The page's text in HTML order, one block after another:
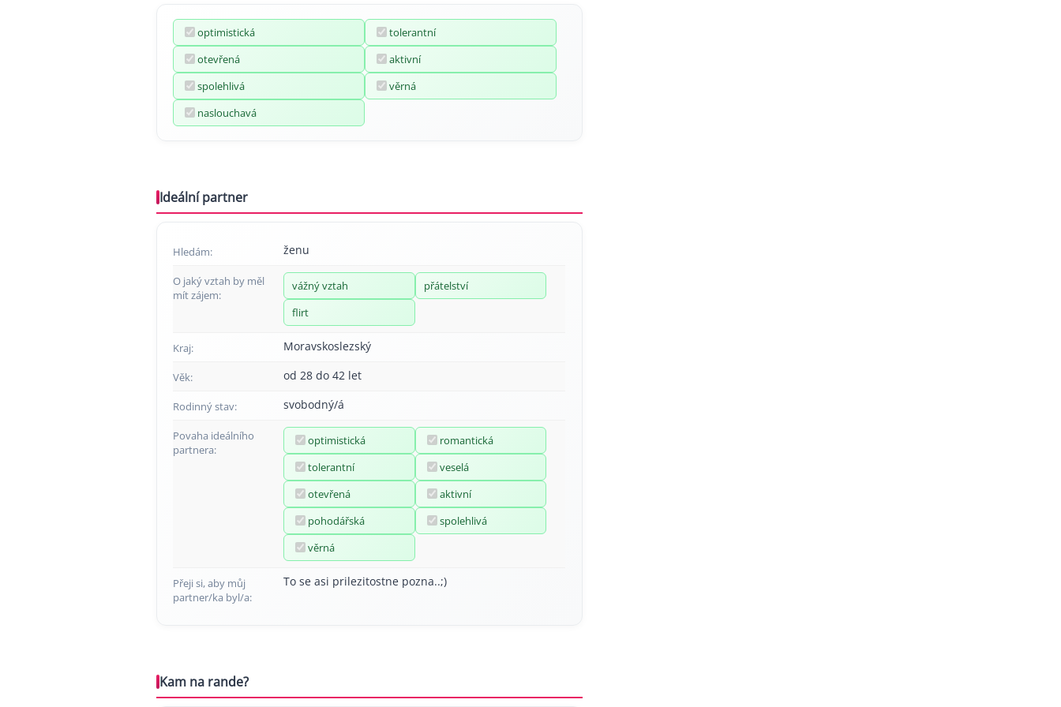
optimistická
tolerantní
otevřená
aktivní
spolehlivá
věrná
naslouchavá
Ideální partner
Hledám: ženu
O jaký vztah by měl
mít zájem:
vážný vztah
přátelství
flirt
Kraj: Moravskoslezský
Věk: od 28 do 42 let
Rodinný stav: svobodný/á
Povaha ideálního
partnera:
optimistická
romantická
tolerantní
veselá
otevřená
aktivní
pohodářská
spolehlivá
věrná
Přeji si, aby můj
partner/ka byl/a:
To se asi prilezitostne pozna..;)
Kam na rande?